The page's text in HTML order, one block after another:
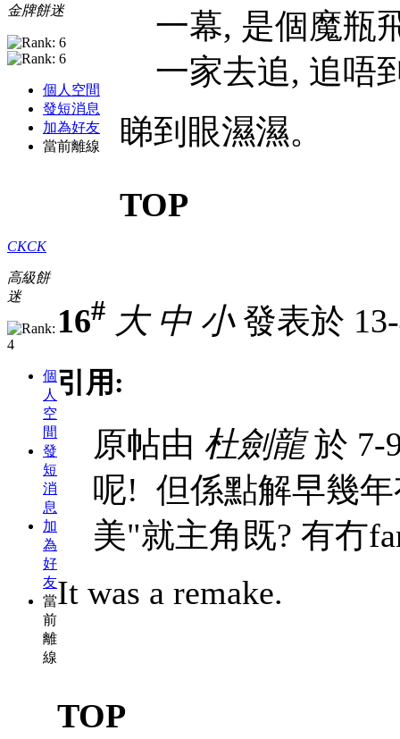
金牌餅迷
個人空間
發短消息
加為好友
當前離線
一幕, 是個魔瓶
一家去追, 追唔
睇到眼濕濕。
TOP
CKCK
高級餅
迷
個
人
空
間
發
短
消
息
加
為
好
友
當
前
離
線
16# 大 中 小發表於
引用:
原帖由 杜劍龍於 7-
呢! 但係點解早幾
美"就主角既? 有冇
It was a remake.
TOP